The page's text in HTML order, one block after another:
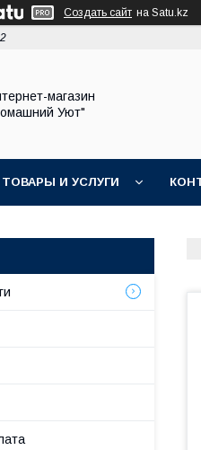
Создать сайт на Satu.kz
магазин
Уют"
ТОВАРЫ И УСЛУГИ